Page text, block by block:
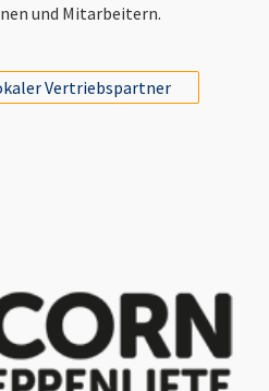
und Mitarbeitern.
Vertriebspartner